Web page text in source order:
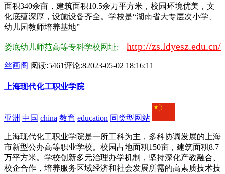
面积340余亩，建筑面积10.5余万平方米，校园环境优美，文
化底蕴深厚，设施设备齐全。学校是“湖南省大专层次小学、
幼儿园教师培养基地”
娄底幼儿师范高等专科学校网址: http://zs.ldyesz.edu.cn/
丝画阁 阅读:5461评论:82023-05-02 18:16:11
上海现代化工职业学院
亚洲 中国 china 教育 education 同类型网站
上海现代化工职业学院是一所工科为主，多科协调发展的上海
市新型公办高等职业学校。校园占地面积150亩，建筑面积8.7
万平方米。学校创新多元治理办学机制，坚持深化产教融合、
校企合作，培养服务区域经济和社会发展所需的高素质技术技